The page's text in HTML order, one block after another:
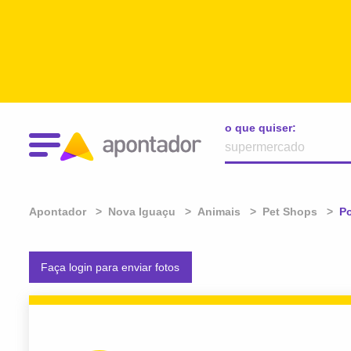
o que quiser:
Apontador Nova Iguaçu Animais Pet Shops
Faça login para enviar fotos